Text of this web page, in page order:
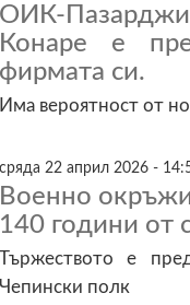
ОИК-
Конаре е
фирмата си.
Има вероятност от
сряда 22 април 2026 -
Военно
140 години от
Тържеството е
Чепински полк